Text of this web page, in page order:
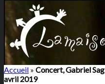
Accueil » Concert, Gabriel
avril 2019